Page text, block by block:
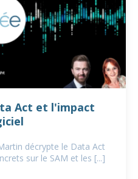
Act et l'impact
décrypte le Data Act
sur le SAM et les [...]